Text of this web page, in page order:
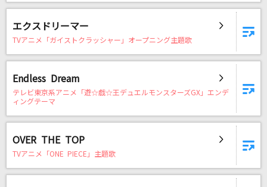
自宅でカラオケ歌い放題！
家族や友達と一緒に！練習にも！
エクスドリーマー
TVアニメ「ガイストクラッシャー」オープニング主題歌
Endless Dream
テレビ東京系アニメ「遊☆戯☆王デュエルモンスターズGX」エンデ
ィングテーマ
OVER THE TOP
TVアニメ「ONE PIECE」主題歌